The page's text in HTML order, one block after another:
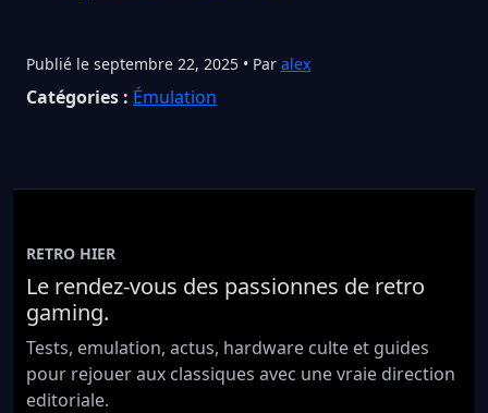
Publié le septembre 22, 2025 • Par alex
Catégories : Émulation
RETRO HIER
Le rendez-vous des passionnes de retro
gaming.
Tests, emulation, actus, hardware culte et guides
pour rejouer aux classiques avec une vraie direction
editoriale.